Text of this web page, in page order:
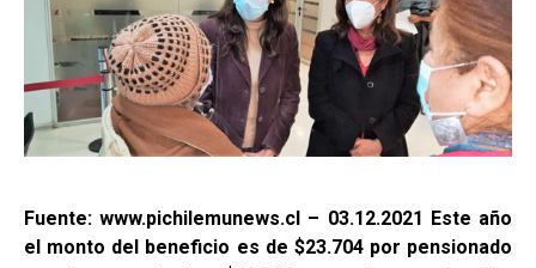
Fuente: www.pichilemunews.cl – 03.12.2021 Este año
el monto del beneficio es de $23.704 por pensionado